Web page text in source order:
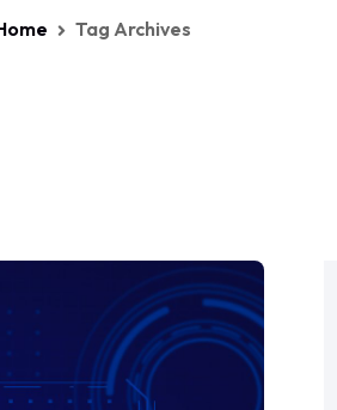
Tag Archives